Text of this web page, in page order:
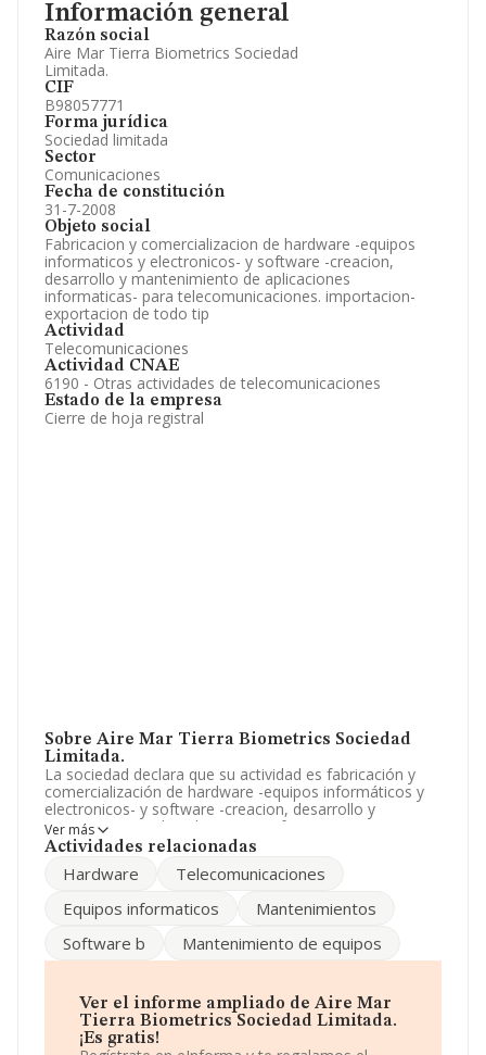
Información general
Razón social
Aire Mar Tierra Biometrics Sociedad
Limitada.
CIF
B98057771
Forma jurídica
Sociedad limitada
Sector
Comunicaciones
Fecha de constitución
31-7-2008
Objeto social
Fabricacion y comercializacion de hardware -equipos
informaticos y electronicos- y software -creacion,
desarrollo y mantenimiento de aplicaciones
informaticas- para telecomunicaciones. importacion-
exportacion de todo tip
Actividad
Telecomunicaciones
Actividad CNAE
6190 - Otras actividades de telecomunicaciones
Estado de la empresa
Cierre de hoja registral
Sobre Aire Mar Tierra Biometrics Sociedad
Limitada.
La sociedad declara que su actividad es fabricación y
comercialización de hardware -equipos informáticos y
electronicos- y software -creacion, desarrollo y
mantenimiento de aplicaciones informaticas- para
telecomunicaciones. importación-exportación de todo
como Sociedad Limitada. Clasifica su actividad CNAE
6190. La sociedad no tiene actividad en mercados
La empresaAire Mar Tierra Biometrics Sociedad
Paseo De Les Germanies núm. 39 Bj, (46702), en el
municipio de Gandia, en Valencia, Comunidad
Valenciana.
Ver más
Actividades relacionadas
Hardware
Telecomunicaciones
Equipos informaticos
Mantenimientos
Software b
Mantenimiento de equipos
Ver el informe ampliado de Aire Mar
Tierra Biometrics Sociedad Limitada.
¡Es gratis!
Artículos de prensa publicados sobre la empresa.
Información oficial y registral complementaria.